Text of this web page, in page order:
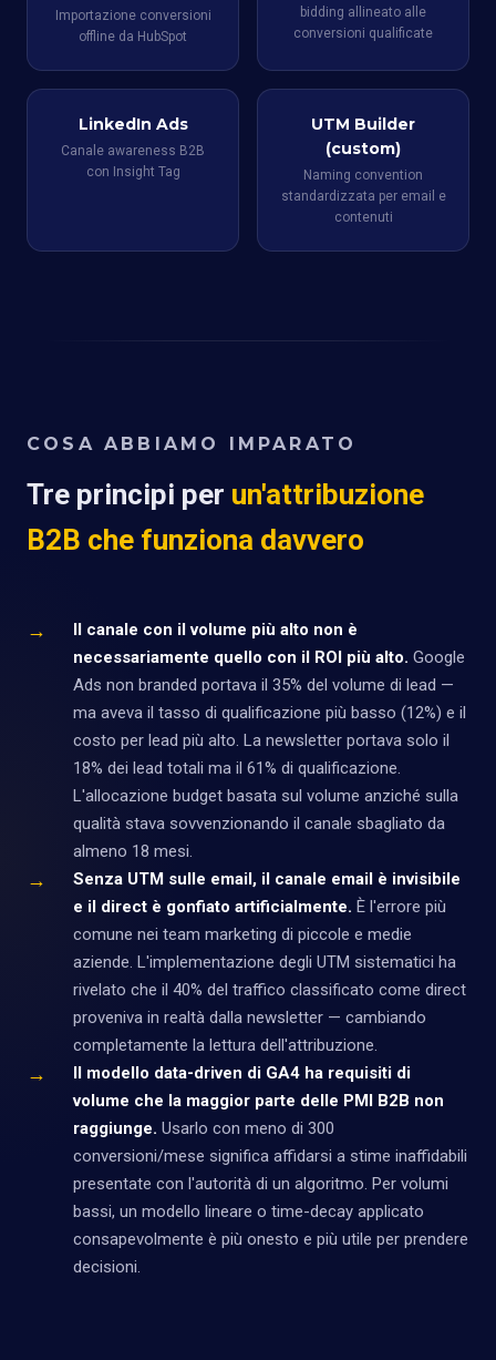
Importazione conversioni
offline da HubSpot
bidding allineato alle
conversioni qualificate
LinkedIn Ads
Canale awareness B2B
con Insight Tag
UTM Builder
(custom)
Naming convention
standardizzata per email e
contenuti
COSA ABBIAMO IMPARATO
Tre principi per un'attribuzione
B2B che funziona davvero
→
Il canale con il volume più alto non è
necessariamente quello con il ROI più alto. Google
Ads non branded portava il 35% del volume di lead —
ma aveva il tasso di qualificazione più basso (12%) e il
costo per lead più alto. La newsletter portava solo il
18% dei lead totali ma il 61% di qualificazione.
L'allocazione budget basata sul volume anziché sulla
qualità stava sovvenzionando il canale sbagliato da
almeno 18 mesi.
→
Senza UTM sulle email, il canale email è invisibile
e il direct è gonfiato artificialmente. È l'errore più
comune nei team marketing di piccole e medie
aziende. L'implementazione degli UTM sistematici ha
rivelato che il 40% del traffico classificato come direct
proveniva in realtà dalla newsletter — cambiando
completamente la lettura dell'attribuzione.
→
Il modello data-driven di GA4 ha requisiti di
volume che la maggior parte delle PMI B2B non
raggiunge. Usarlo con meno di 300
conversioni/mese significa affidarsi a stime inaffidabili
presentate con l'autorità di un algoritmo. Per volumi
bassi, un modello lineare o time-decay applicato
consapevolmente è più onesto e più utile per prendere
decisioni.